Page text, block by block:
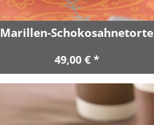
Marillen-Schokosahnetorte
49,00 € *